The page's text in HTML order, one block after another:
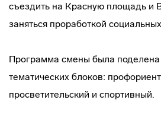
съездить на Красную площадь и
заняться проработкой
Программа смены была поделена
тематических блоков:
просветительский и спортивный.